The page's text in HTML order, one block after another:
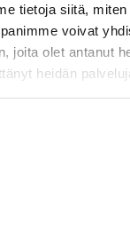
tietoja siitä,
voivat
joita olet antanut
heidän